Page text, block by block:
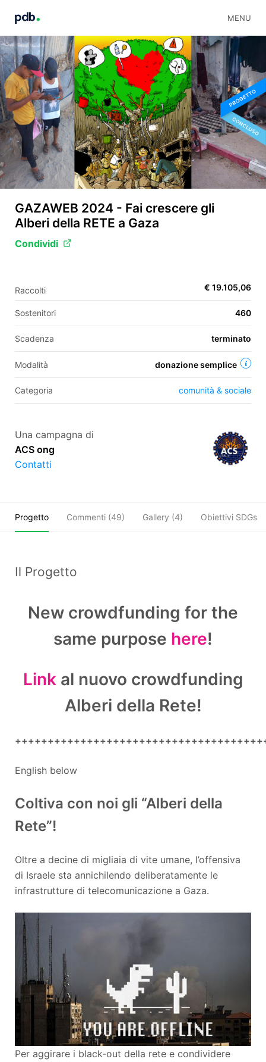
MENU
GAZAWEB 2024 - Fai crescere gli
Alberi della RETE a Gaza
Condividi
Raccolti € 19.105,06
Sostenitori 460
Scadenza terminato
Modalità donazione semplice
Categoria comunità & sociale
Una campagna di
ACS ong
Contatti
Progetto Commenti (49) Gallery (4) Obiettivi SDGs
Il Progetto
New crowdfunding for the
same purpose here!
Linkal nuovo crowdfunding
Alberi della Rete!
English below
Coltiva con noi gli “Alberi della
Rete”!
Oltre a decine di migliaia di vite umane, l’offensiva
di Israele sta annichilendo deliberatamente le
infrastrutture di telecomunicazione a Gaza.
Per aggirare i black-out della rete e condividere